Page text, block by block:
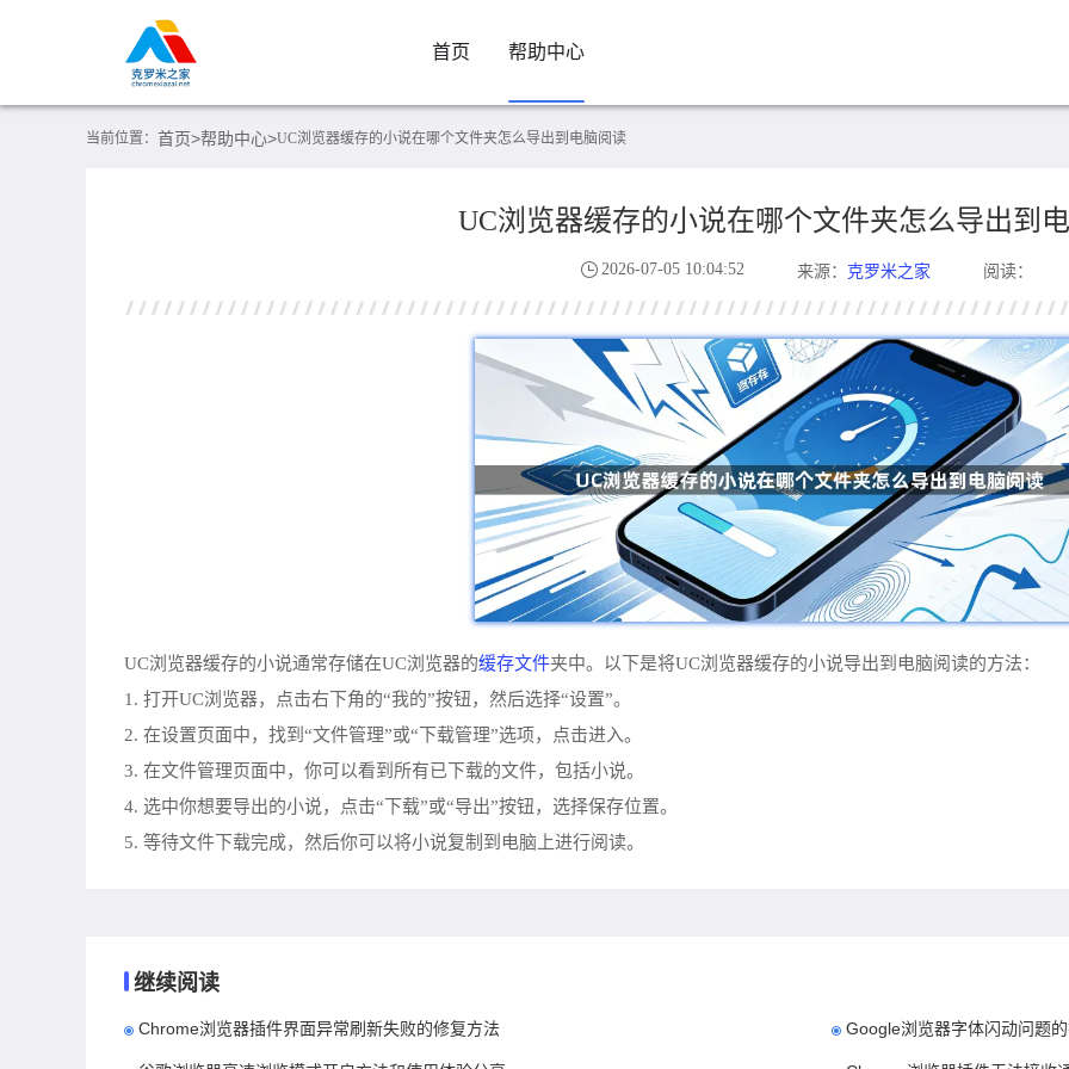
首页 帮助中心
当前位置： 首页>帮助中心>UC浏览器缓存的小说在哪个文件夹怎么导出到电脑阅读
UC浏览器缓存的小说在哪个文件夹怎么导出到
2026-07-05 10:04:52 来源： 克罗米之家 阅读：
UC浏览器缓存的小说通常存储在UC浏览器的缓存文件夹中。以下是将UC浏览器缓存的小说导出到电脑阅读的方法：
1. 打开UC浏览器，点击右下角的“我的”按钮，然后选择“设置”。
2. 在设置页面中，找到“文件管理”或“下载管理”选项，点击进入。
3. 在文件管理页面中，你可以看到所有已下载的文件，包括小说。
4. 选中你想要导出的小说，点击“下载”或“导出”按钮，选择保存位置。
5. 等待文件下载完成，然后你可以将小说复制到电脑上进行阅读。
继续阅读
Chrome浏览器插件界面异常刷新失败的修复方法 Google浏览器字体闪动问题